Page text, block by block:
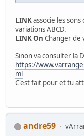
LINKassocie les sons
variations ABCD.
LINK On Changer de
Sinon va consulter la
https://
ml
C'est fait pour et tu
andre59